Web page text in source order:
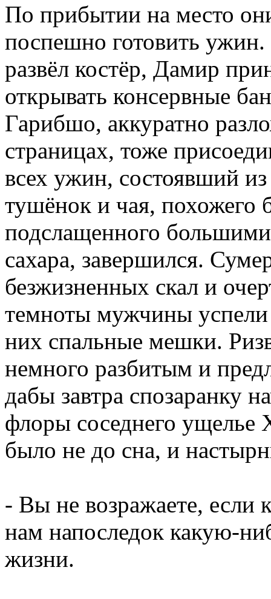
По прибытии на место
поспешно готовить
развёл костёр, Дамир
открывать консервные
Гарибшо, аккуратно
страницах, тоже
всех ужин, состоявший
тушёнок и чая, похожего
подслащенного
сахара, завершился.
безжизненных скал и
темноты мужчины успели
них спальные мешки.
немного разбитым и
дабы завтра спозаранку
флоры соседнего
было не до сна, и
- Вы не возражаете, если
нам напоследок какую-
жизни.